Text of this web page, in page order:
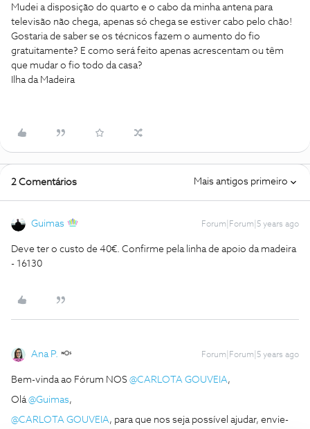
Mudei a disposição do quarto e o cabo da minha antena para
televisão não chega, apenas só chega se estiver cabo pelo chão!
Gostaria de saber se os técnicos fazem o aumento do fio
gratuitamente? E como será feito apenas acrescentam ou têm
que mudar o fio todo da casa?
Ilha da Madeira
2 Comentários Mais antigos primeiro
Guimas Forum|Forum|5 years ago
Deve ter o custo de 40€. Confirme pela linha de apoio da madeira
- 16130
Ana P. Forum|Forum|5 years ago
Bem-vinda ao Fórum NOS @CARLOTA GOUVEIA,
Olá@Guimas,
@CARLOTA GOUVEIA, para que nos seja possível ajudar, envie-